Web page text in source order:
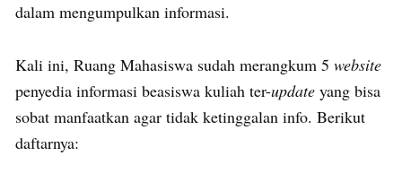
dalam mengumpulkan informasi.
Kali ini, Ruang Mahasiswa sudah merangkum 5 website
penyedia informasi beasiswa kuliah ter-update yang bisa
sobat manfaatkan agar tidak ketinggalan info. Berikut
daftarnya: